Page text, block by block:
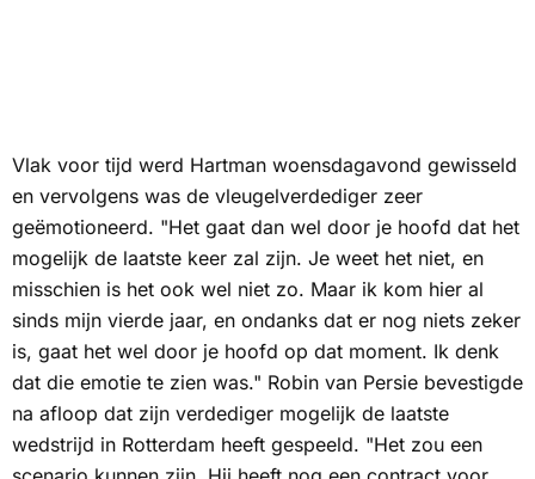
Vlak voor tijd werd Hartman woensdagavond gewisseld
en vervolgens was de vleugelverdediger zeer
geëmotioneerd. "Het gaat dan wel door je hoofd dat het
mogelijk de laatste keer zal zijn. Je weet het niet, en
misschien is het ook wel niet zo. Maar ik kom hier al
sinds mijn vierde jaar, en ondanks dat er nog niets zeker
is, gaat het wel door je hoofd op dat moment. Ik denk
dat die emotie te zien was." Robin van Persie bevestigde
na afloop dat zijn verdediger mogelijk de laatste
wedstrijd in Rotterdam heeft gespeeld. "Het zou een